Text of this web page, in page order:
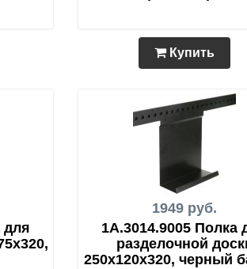
Купить
для
1949 руб.
1A.3014.9005 Полка
разделочной
250х120х320, черный